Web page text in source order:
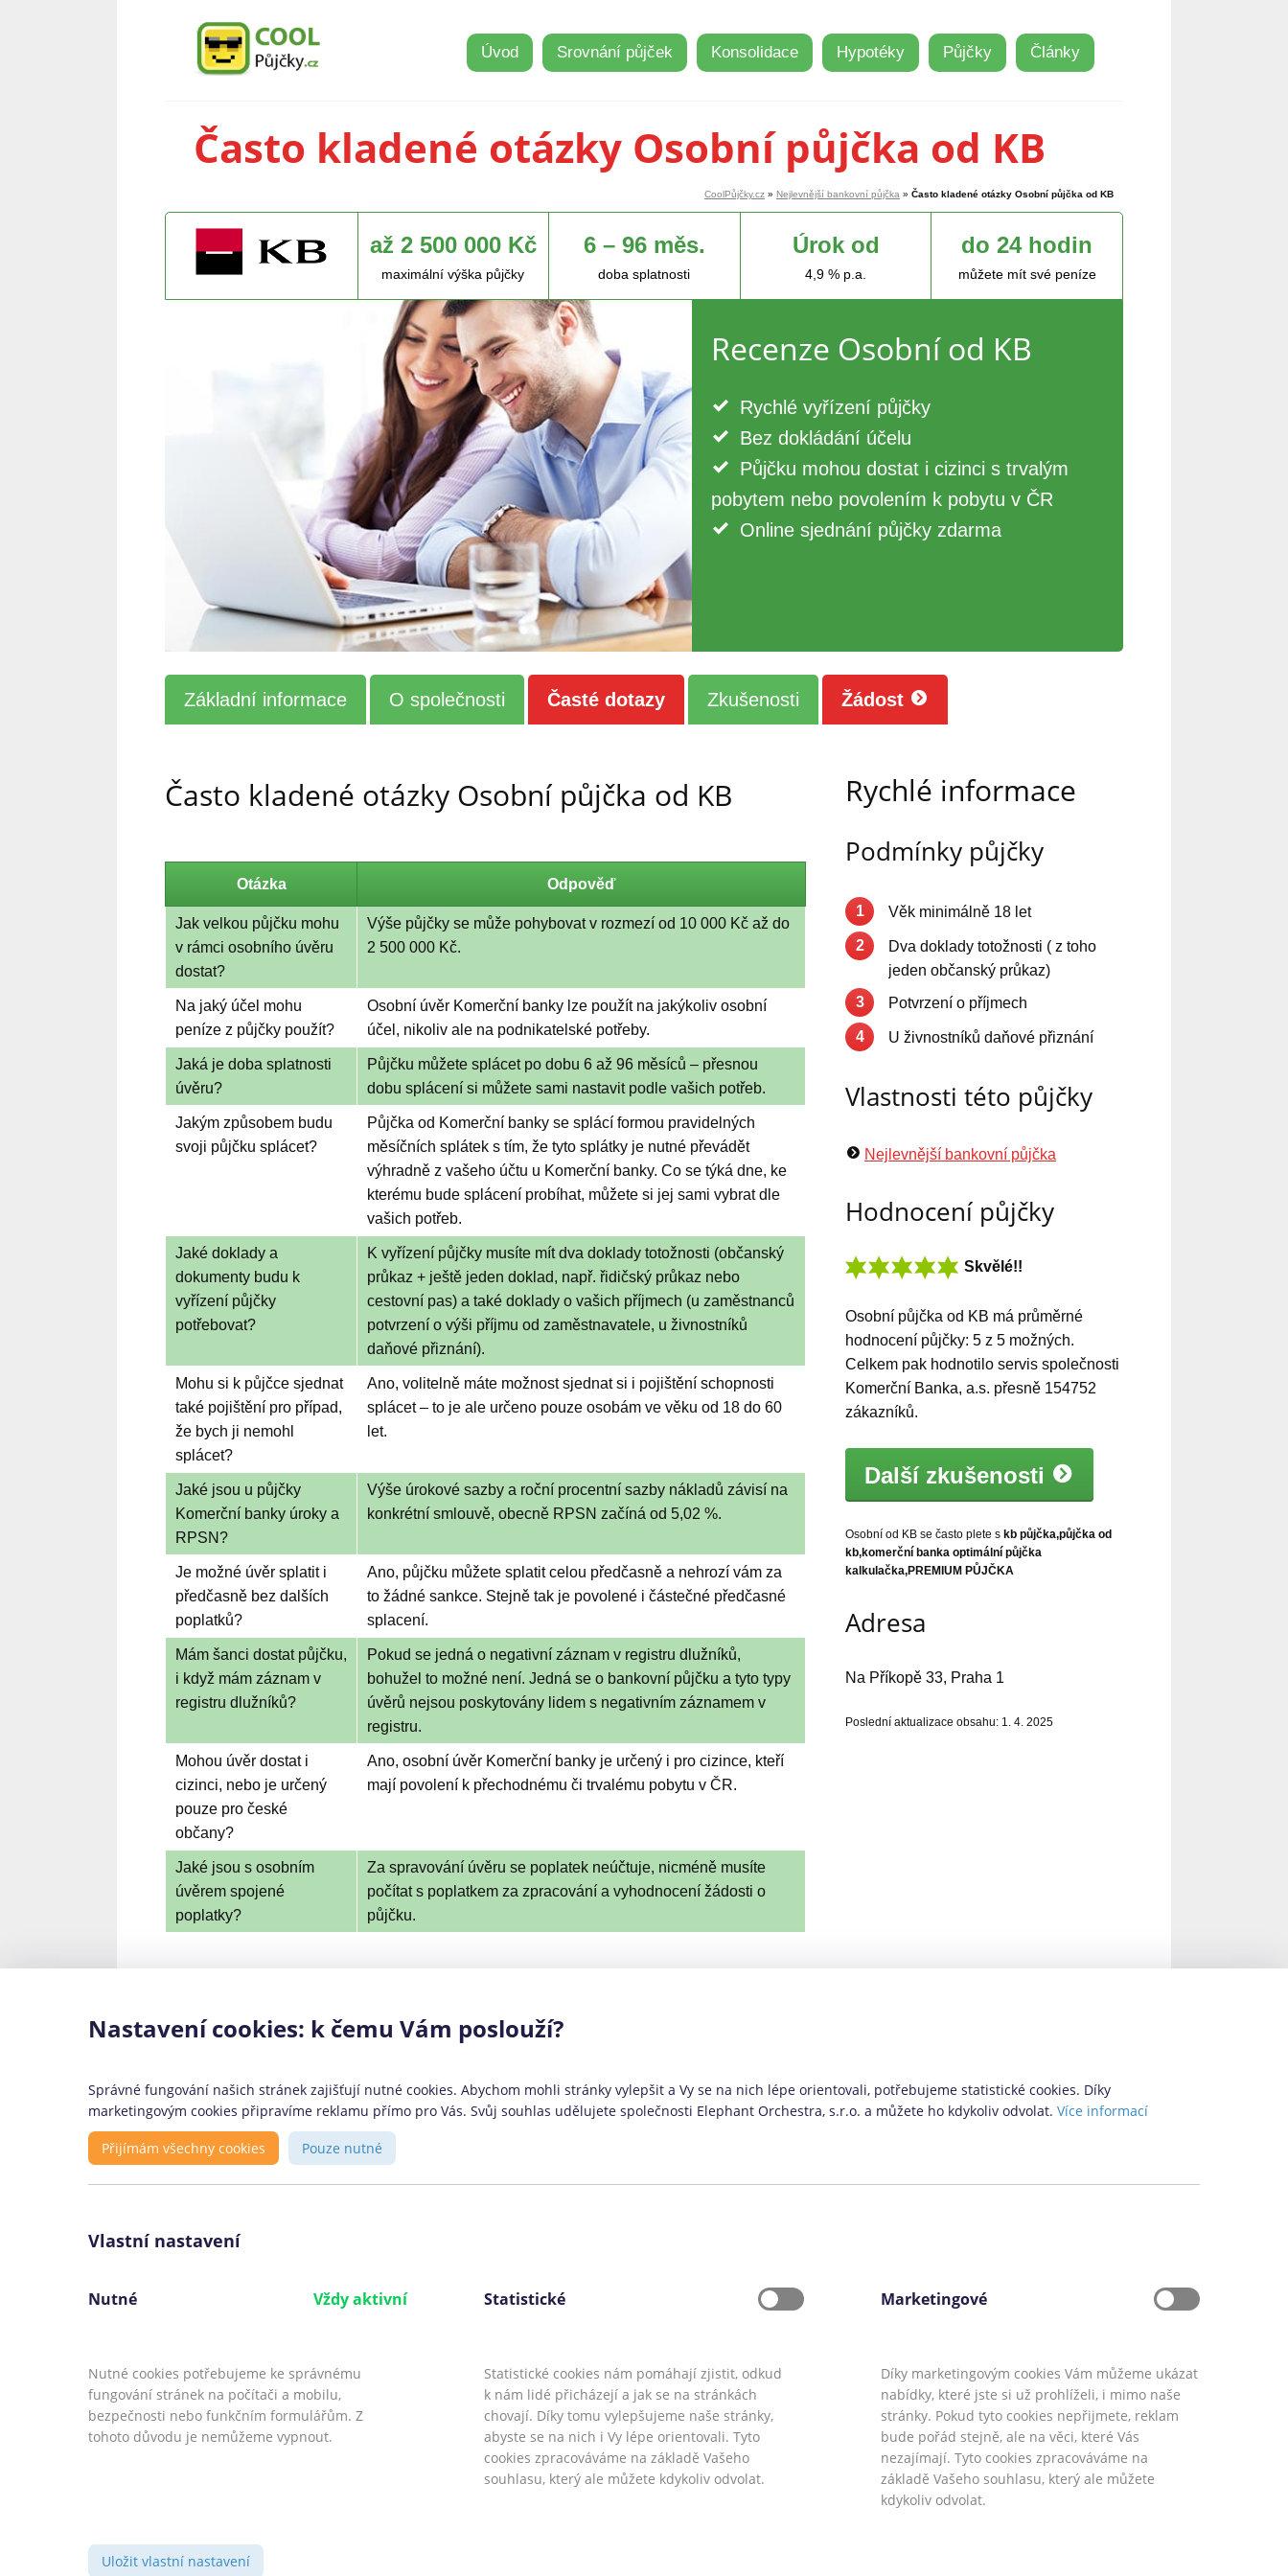
Úvod Srovnání půjček Konsolidace Hypotéky Půjčky Články
Často kladené otázky Osobní půjčka od KB
CoolPůjčky.cz » Nejlevnější bankovní půjčka » Často kladené otázky Osobní půjčka od KB
až 2 500 000 Kč
maximální výška půjčky
6 – 96 měs.
doba splatnosti
Úrok od
4,9 % p.a.
do 24 hodin
můžete mít své peníze
Recenze Osobní od KB
Rychlé vyřízení půjčky
Bez dokládání účelu
Půjčku mohou dostat i cizinci s trvalým
pobytem nebo povolením k pobytu v ČR
Online sjednání půjčky zdarma
Základní informace O společnosti Časté dotazy Zkušenosti Žádost
Často kladené otázky Osobní půjčka od KB
Otázka Odpověď
Jak velkou půjčku mohu
v rámci osobního úvěru
dostat?
Výše půjčky se může pohybovat v rozmezí od 10 000 Kč až do
2 500 000 Kč.
Na jaký účel mohu
peníze z půjčky použít?
Osobní úvěr Komerční banky lze použít na jakýkoliv osobní
účel, nikoliv ale na podnikatelské potřeby.
Jaká je doba splatnosti
úvěru?
Půjčku můžete splácet po dobu 6 až 96 měsíců – přesnou
dobu splácení si můžete sami nastavit podle vašich potřeb.
Jakým způsobem budu
svoji půjčku splácet?
Půjčka od Komerční banky se splácí formou pravidelných
měsíčních splátek s tím, že tyto splátky je nutné převádět
výhradně z vašeho účtu u Komerční banky. Co se týká dne, ke
kterému bude splácení probíhat, můžete si jej sami vybrat dle
vašich potřeb.
Jaké doklady a
dokumenty budu k
vyřízení půjčky
potřebovat?
K vyřízení půjčky musíte mít dva doklady totožnosti (občanský
průkaz + ještě jeden doklad, např. řidičský průkaz nebo
cestovní pas) a také doklady o vašich příjmech (u zaměstnanců
potvrzení o výši příjmu od zaměstnavatele, u živnostníků
daňové přiznání).
Mohu si k půjčce sjednat
také pojištění pro případ,
že bych ji nemohl
splácet?
Ano, volitelně máte možnost sjednat si i pojištění schopnosti
splácet – to je ale určeno pouze osobám ve věku od 18 do 60
let.
Jaké jsou u půjčky
Komerční banky úroky a
RPSN?
Výše úrokové sazby a roční procentní sazby nákladů závisí na
konkrétní smlouvě, obecně RPSN začíná od 5,02 %.
Je možné úvěr splatit i
předčasně bez dalších
poplatků?
Ano, půjčku můžete splatit celou předčasně a nehrozí vám za
to žádné sankce. Stejně tak je povolené i částečné předčasné
splacení.
Mám šanci dostat půjčku,
i když mám záznam v
registru dlužníků?
Pokud se jedná o negativní záznam v registru dlužníků,
bohužel to možné není. Jedná se o bankovní půjčku a tyto typy
úvěrů nejsou poskytovány lidem s negativním záznamem v
registru.
Mohou úvěr dostat i
cizinci, nebo je určený
pouze pro české
občany?
Ano, osobní úvěr Komerční banky je určený i pro cizince, kteří
mají povolení k přechodnému či trvalému pobytu v ČR.
Jaké jsou s osobním
úvěrem spojené
poplatky?
Za spravování úvěru se poplatek neúčtuje, nicméně musíte
počítat s poplatkem za zpracování a vyhodnocení žádosti o
půjčku.
Půjčka je určena:
Lidem, kterým už bylo 18 let a mají stálý
Lidem, kteří potřebují vysokou půjčku
Lidem, kteří mají účet u Komerční banky,
Těm, kterým ještě nebylo 18 nebo nemají
dlužníků
Rychlé informace
Podmínky půjčky
1 Věk minimálně 18 let
2
Dva doklady totožnosti ( z toho
jeden občanský průkaz)
3
Potvrzení o příjmech
4 U živnostníků daňové přiznání
Vlastnosti této půjčky
Nejlevnější bankovní půjčka
Hodnocení půjčky
Skvělé!!
Osobní půjčka od KB má průměrné
hodnocení půjčky: 5 z 5 možných.
Celkem pak hodnotilo servis společnosti
Komerční Banka, a.s. přesně 154752
zákazníků.
Další zkušenosti
Osobní od KB se často plete s kb půjčka,půjčka od
kb,komerční banka optimální půjčka
kalkulačka,PREMIUM PŮJČKA
Adresa
Na Příkopě 33, Praha 1
Poslední aktualizace obsahu: 1. 4. 2025
Mediálním partneři: Půjčko.cz CoolFinance.pl
PrestamosFrescos.es
Máte dotaz či připomínku? Napište nám
info@coolpujcky.cz
- Často kladené otázky Osobní půjčka od KB
Nastavení cookies: k čemu Vám poslouží?
Správné fungování našich stránek zajišťují nutné cookies. Abychom mohli stránky vylepšit a Vy se na nich lépe orientovali, potřebujeme statistické cookies. Díky
marketingovým cookies připravíme reklamu přímo pro Vás. Svůj souhlas udělujete společnosti Elephant Orchestra, s.r.o. a můžete ho kdykoliv odvolat. Více informací
Přijímám všechny cookies Pouze nutné
Vlastní nastavení
Nutné Vždy aktivní
Nutné cookies potřebujeme ke správnému
fungování stránek na počítači a mobilu,
bezpečnosti nebo funkčním formulářům. Z
tohoto důvodu je nemůžeme vypnout.
Statistické
Statistické cookies nám pomáhají zjistit, odkud
k nám lidé přicházejí a jak se na stránkách
chovají. Díky tomu vylepšujeme naše stránky,
abyste se na nich i Vy lépe orientovali. Tyto
cookies zpracováváme na základě Vašeho
souhlasu, který ale můžete kdykoliv odvolat.
Marketingové
Díky marketingovým cookies Vám můžeme ukázat
nabídky, které jste si už prohlíželi, i mimo naše
stránky. Pokud tyto cookies nepřijmete, reklam
bude pořád stejně, ale na věci, které Vás
nezajímají. Tyto cookies zpracováváme na
základě Vašeho souhlasu, který ale můžete
kdykoliv odvolat.
Uložit vlastní nastavení